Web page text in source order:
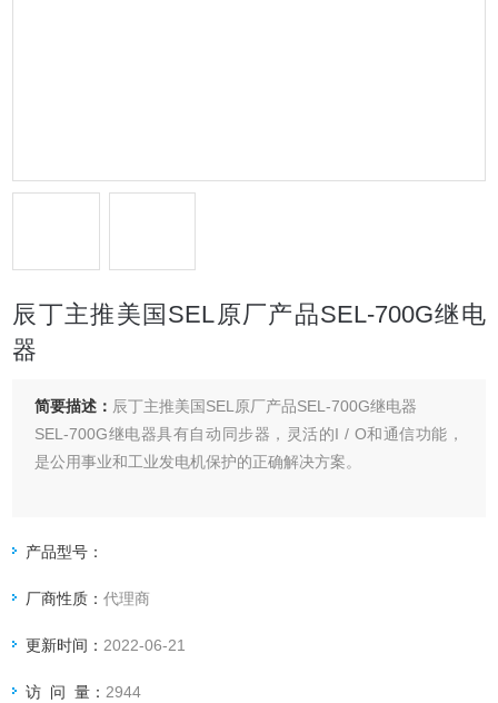
辰丁主推美国SEL原厂产品SEL-700G继电
器
简要描述： 辰丁主推美国SEL原厂产品SEL-700G继电器
SEL-700G继电器具有自动同步器，灵活的I / O和通信功能，
是公用事业和工业发电机保护的正确解决方案。
产品型号：
厂商性质：代理商
更新时间： 2022-06-21
访 问 量： 2944